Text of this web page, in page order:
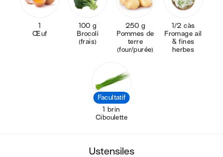
1
Œuf
100 g
Brocoli
(frais)
250 g
Pommes de
terre
(four/purée)
1/2 càs
Fromage ail
& fines
herbes
Facultatif
1 brin
Ciboulette
ustensiles